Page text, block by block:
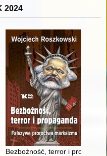
2024
w polskich podręcznikach do
Bezbożność, terror i